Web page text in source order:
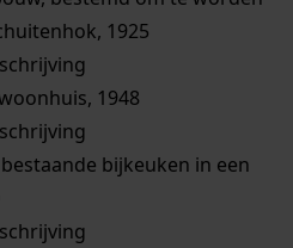
1925
1948
bijkeuken in een